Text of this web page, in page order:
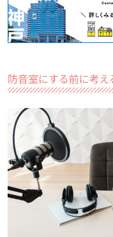
防音室にする前に考え